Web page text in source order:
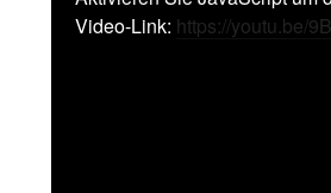
Video-Link: https://youtu.be/